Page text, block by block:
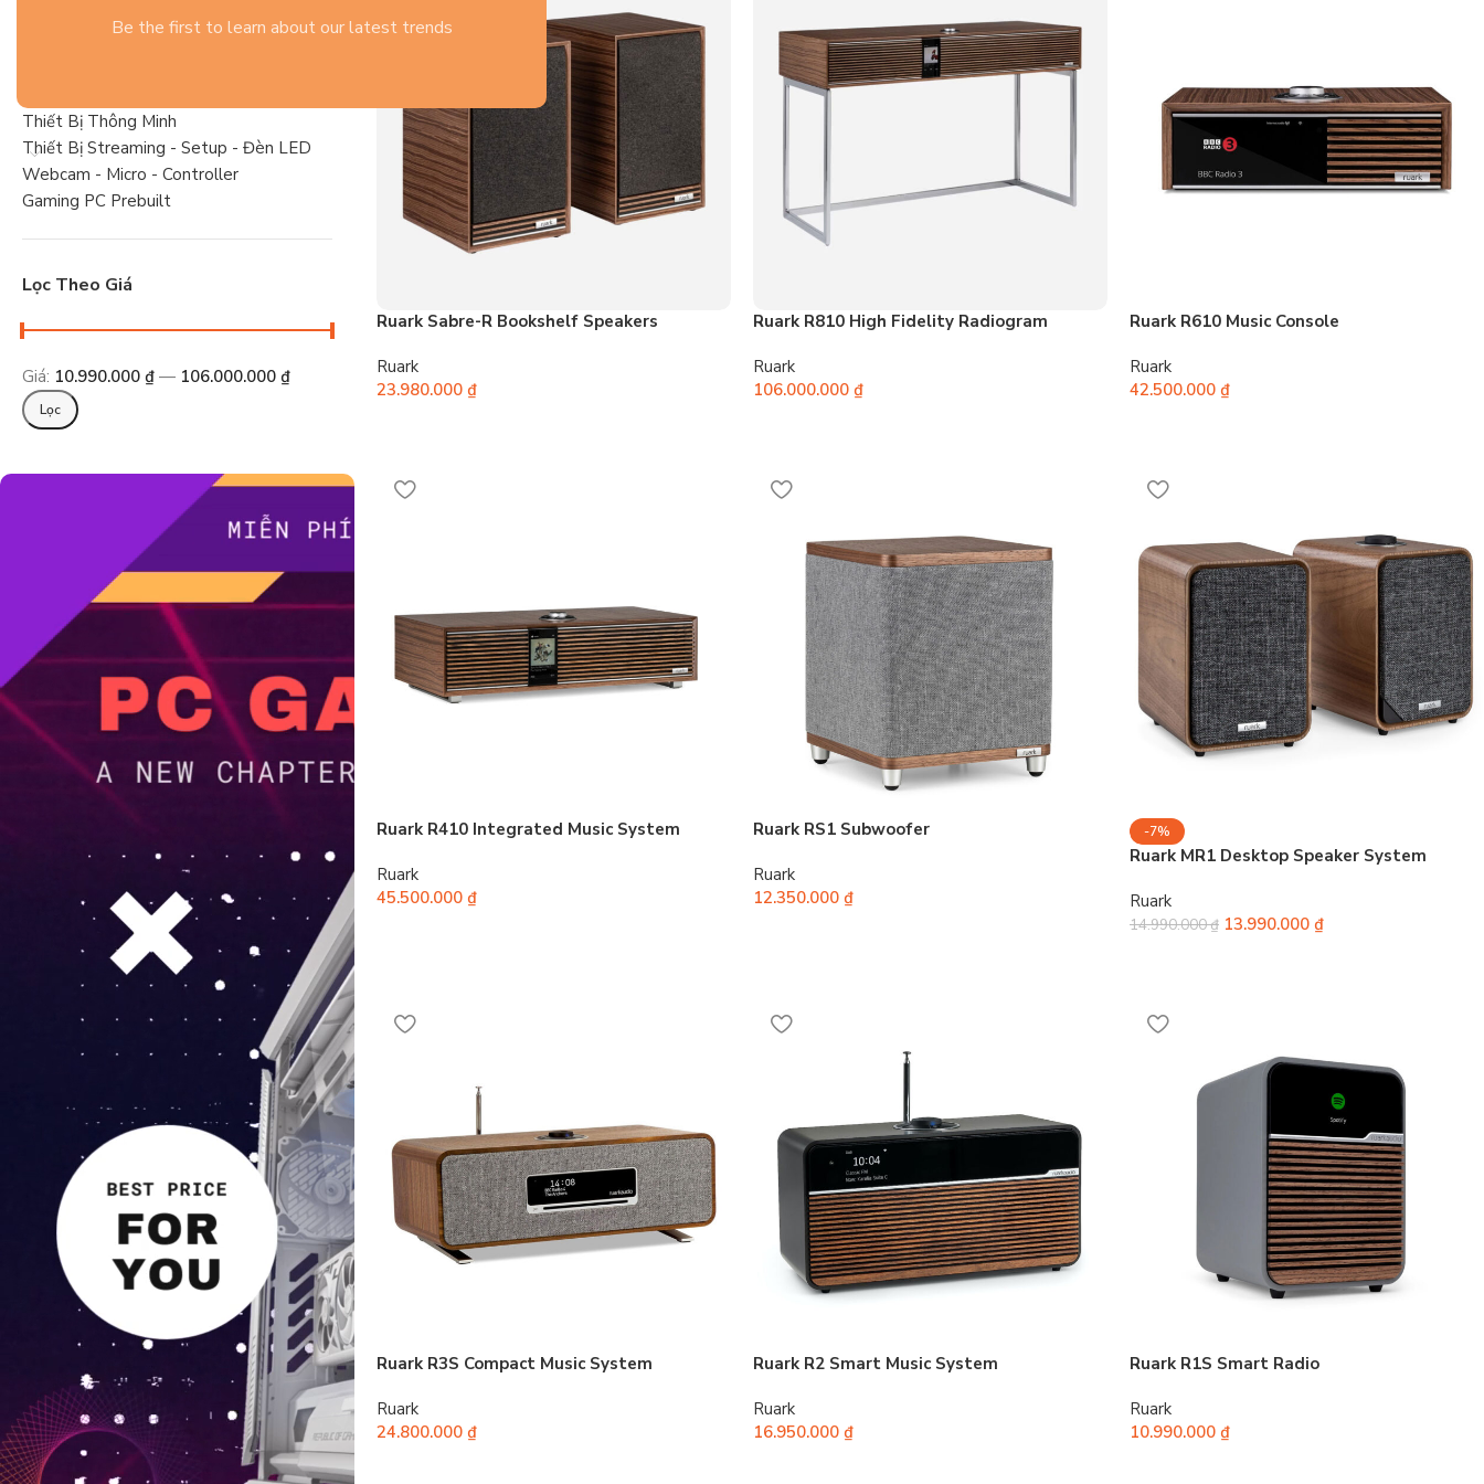
Be the first to learn about our latest trends
Gaming Gear
Thiết Bị Thông Minh
Thiết Bị Streaming - Setup - Đèn LED
Webcam - Micro - Controller
Gaming PC Prebuilt
Lọc Theo Giá
Lọc
Giá: 10.990.000 ₫ — 106.000.000 ₫
Ruark Sabre-R Bookshelf Speakers
Ruark
23.980.000 ₫
Ruark R810 High Fidelity Radiogram
Ruark
106.000.000 ₫
Ruark R610 Music Console
Ruark
42.500.000 ₫
Ruark R410 Integrated Music System
Ruark
45.500.000 ₫
Ruark RS1 Subwoofer
Ruark
12.350.000 ₫
-7%
Ruark MR1 Desktop Speaker System
Ruark
14.990.000₫ 13.990.000 ₫
Ruark R3S Compact Music System
Ruark
24.800.000 ₫
Ruark R2 Smart Music System
Ruark
16.950.000 ₫
Ruark R1S Smart Radio
Ruark
10.990.000 ₫